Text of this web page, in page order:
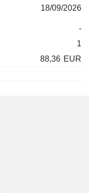
18/09/2026
-
1
88,36 EUR